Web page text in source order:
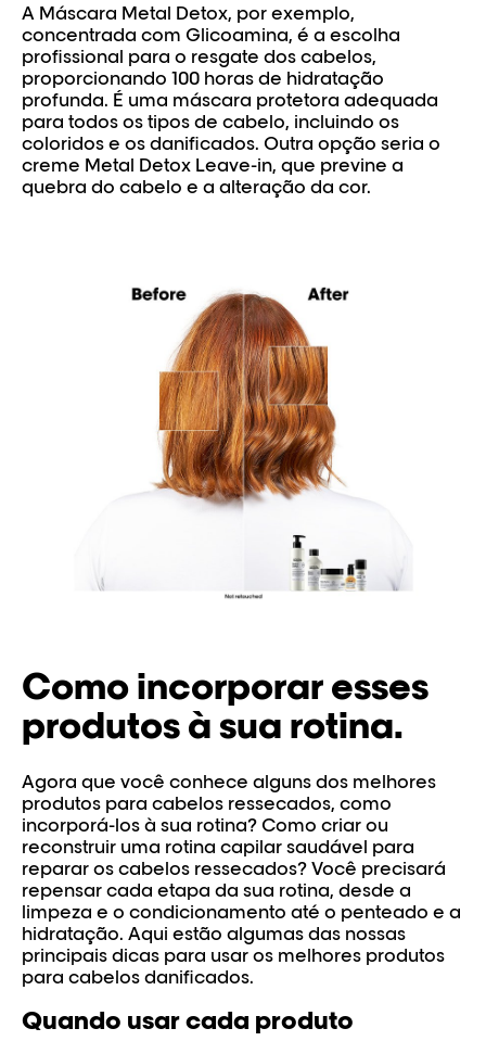
A Máscara Metal Detox, por exemplo,
concentrada com Glicoamina, é a escolha
profissional para o resgate dos cabelos,
proporcionando 100 horas de hidratação
profunda. É uma máscara protetora adequada
para todos os tipos de cabelo, incluindo os
coloridos e os danificados. Outra opção seria o
creme Metal Detox Leave-in, que previne a
quebra do cabelo e a alteração da cor.
Como incorporar esses
produtos à sua rotina.
Agora que você conhece alguns dos melhores
produtos para cabelos ressecados, como
incorporá-los à sua rotina? Como criar ou
reconstruir uma rotina capilar saudável para
reparar os cabelos ressecados? Você precisará
repensar cada etapa da sua rotina, desde a
limpeza e o condicionamento até o penteado e a
hidratação. Aqui estão algumas das nossas
principais dicas para usar os melhores produtos
para cabelos danificados.
Quando usar cada produto